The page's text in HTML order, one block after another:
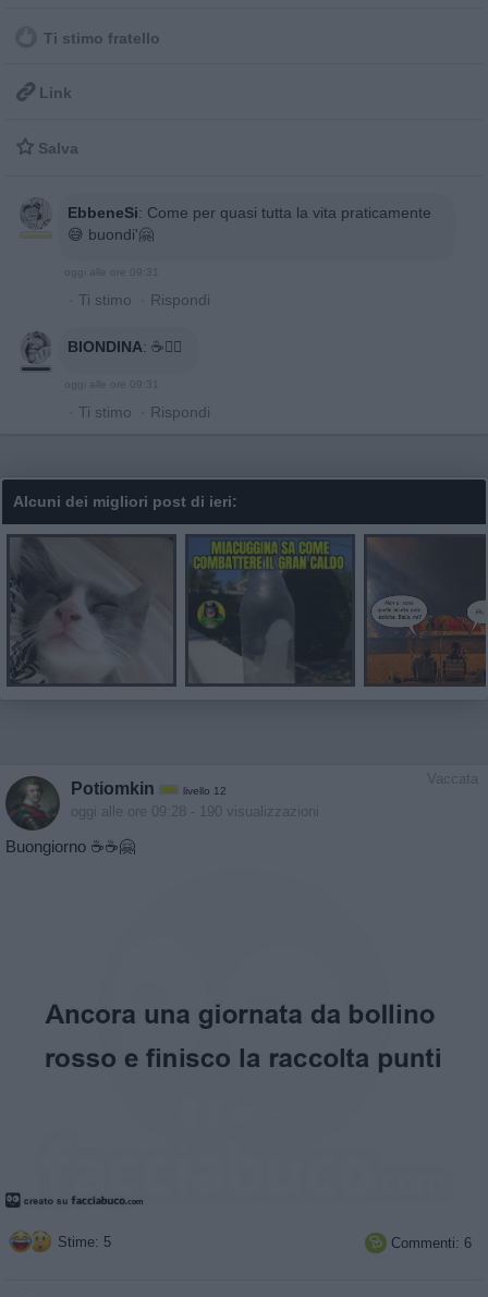
Ti stimo fratello
 Link
 Salva
EbbeneSi: Come per quasi tutta la vita praticamente
😅 buondi'🤗
· Ti stimo · Rispondi
BIONDINA: ☕🙋‍♀️
· Ti stimo · Rispondi
Alcuni dei migliori post di ieri:
Vaccata
Potiomkin livello 12
oggi alle ore 09:28 - 190 visualizzazioni
Buongiorno ☕☕🤗
Stime: 5  Commenti: 6